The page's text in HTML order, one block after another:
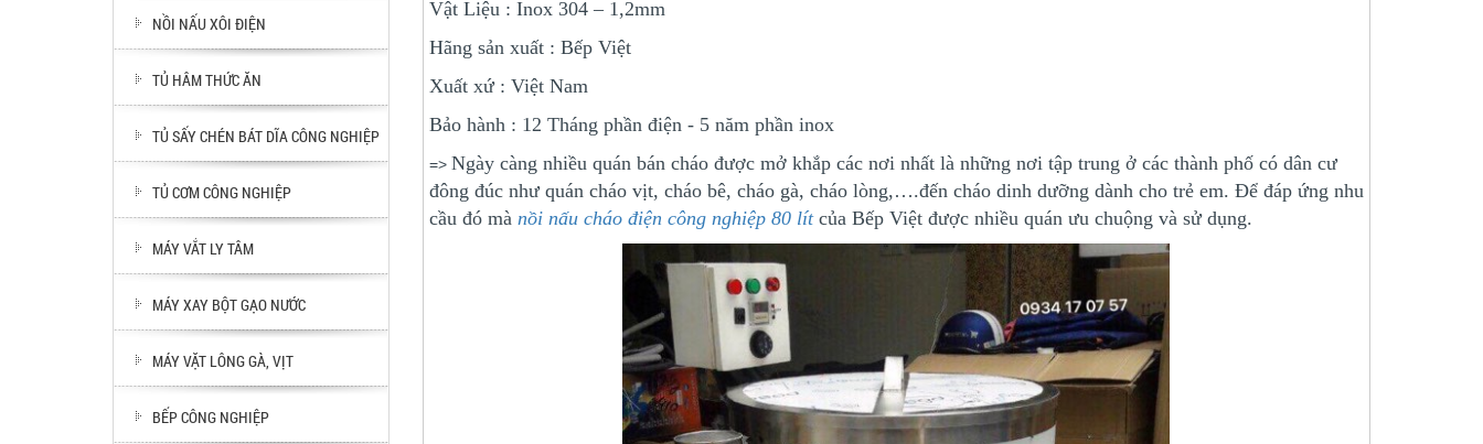
NỒI NẤU XÔI ĐIỆN
TỦ HÂM THỨC ĂN
TỦ SẤY CHÉN BÁT DĨA CÔNG NGHIỆP
TỦ CƠM CÔNG NGHIỆP
MÁY VẮT LY TÂM
MÁY XAY BỘT GẠO NƯỚC
MÁY VẶT LÔNG GÀ, VỊT
BẾP CÔNG NGHIỆP
Vật Liệu : Inox 304 – 1,2mm
Hãng sản xuất : Bếp Việt
Xuất xứ : Việt Nam
Bảo hành : 12 Tháng phần điện - 5 năm phần inox
=> Ngày càng nhiều quán bán cháo được mở khắp các nơi nhất là những nơi tập trung ở các thành phố có dân cư
đông đúc như quán cháo vịt, cháo bê, cháo gà, cháo lòng,….đến cháo dinh dưỡng dành cho trẻ em. Để đáp ứng nhu
cầu đó mà nồi nấu cháo điện công nghiệp 80 lít của Bếp Việt được nhiều quán ưu chuộng và sử dụng.